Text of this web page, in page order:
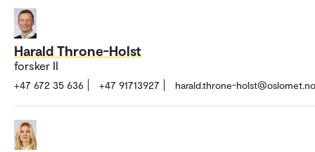
Harald Throne-Holst
forsker II
+47 672 35 636 +47 91713927 harald.throne-holst@oslomet.no